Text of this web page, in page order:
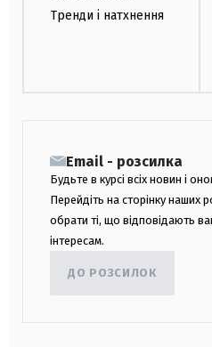
Тренди і натхнення
Email - розсилка
Будьте в курсі всіх новин і
Перейдіть на сторінку наших
обрати ті, що відповідають
інтересам.
ДО РОЗСИЛОК